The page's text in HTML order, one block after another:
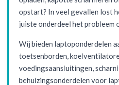
opstart? In veel gevallen lost
juiste onderdeel het probleem
Wij bieden laptoponderdelen
toetsenborden,
voedingsaansluitingen,
behuizingsonderdelen voor